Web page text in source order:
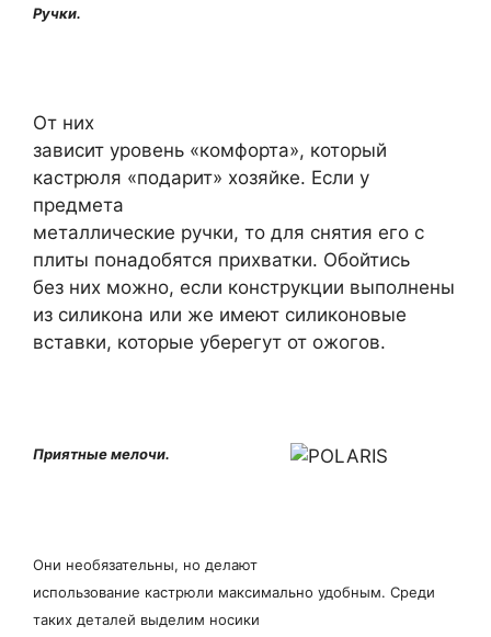
Ручки.
От них
зависит уровень «комфорта», который
кастрюля «подарит» хозяйке. Если у
предмета
металлические ручки, то для снятия его с
плиты понадобятся прихватки. Обойтись
без них можно, если конструкции выполнены
из силикона или же имеют силиконовые
вставки, которые уберегут от ожогов.
Приятные мелочи.
Они необязательны, но делают
использование кастрюли максимально удобным. Среди
таких деталей выделим носики